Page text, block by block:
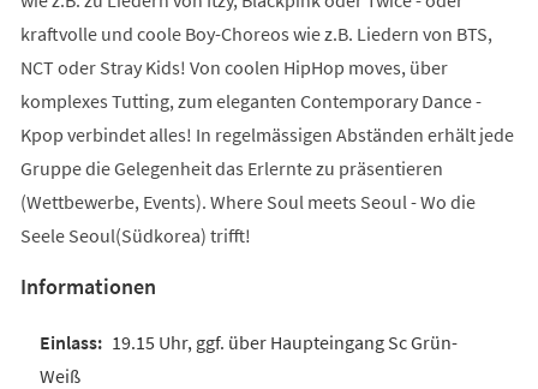
kraftvolle und coole Boy-Choreos wie z.B. Liedern von BTS,
NCT oder Stray Kids! Von coolen HipHop moves, über
komplexes Tutting, zum eleganten Contemporary Dance -
Kpop verbindet alles! In regelmässigen Abständen erhält jede
Gruppe die Gelegenheit das Erlernte zu präsentieren
(Wettbewerbe, Events). Where Soul meets Seoul - Wo die
Seele Seoul(Südkorea) trifft!
Informationen
19.15 Uhr, ggf. über Haupteingang Sc Grün-
Weiß